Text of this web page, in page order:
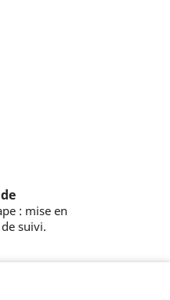
: mise en
suivi.